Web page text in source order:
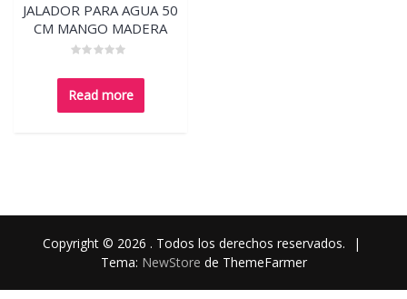
JALADOR PARA AGUA 50
CM MANGO MADERA
0
out
of
Read more
Copyright © 2026 . Todos los derechos reservados.
|
Tema: NewStore de ThemeFarmer